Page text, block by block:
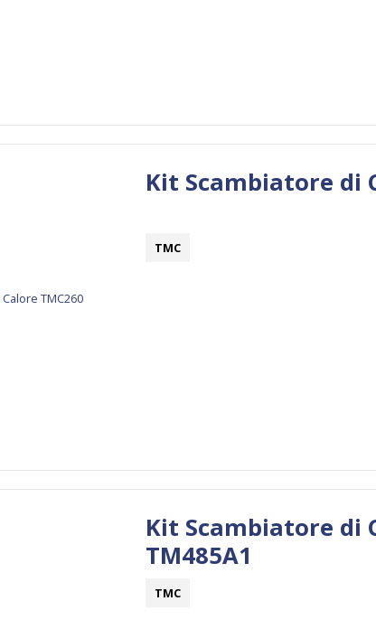
TMC
Kit Scambiatore di
TMC
Kit Scambiatore di
TM485A1